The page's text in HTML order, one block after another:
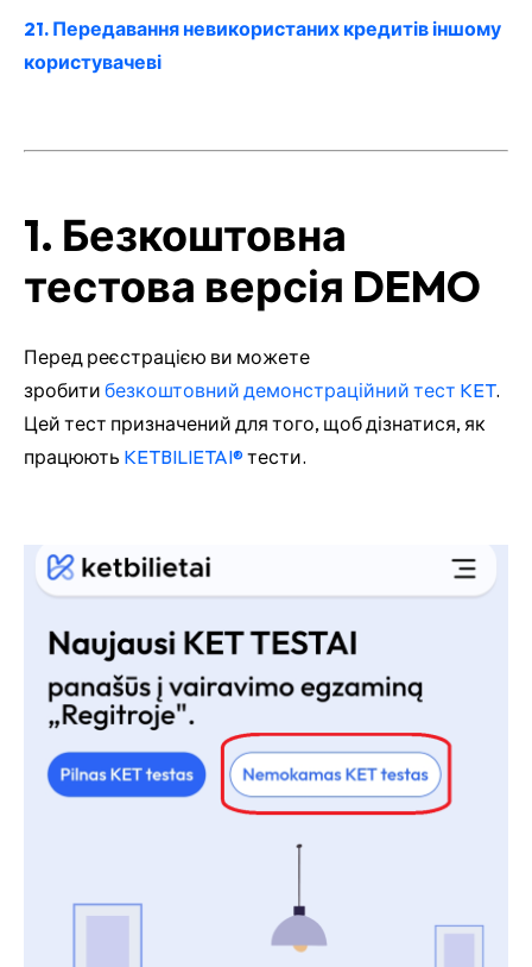
21. Передавання невикористаних кредитів іншому
користувачеві
1. Безкоштовна
тестова версія DEMO
Перед реєстрацією ви можете
зробити безкоштовний демонстраційний тест KET.
Цей тест призначений для того, щоб дізнатися, як
працюють KETBILIETAI®тести.